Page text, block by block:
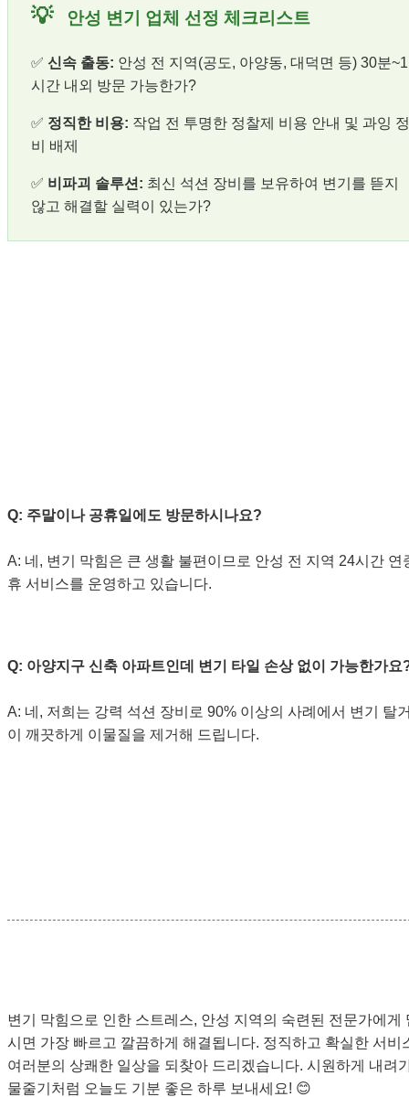
💡 안성 변기 업체 선정 체크리스트
✅ 신속 출동: 안성 전 지역(공도, 아양동, 대덕면 등) 30분~1
시간 내외 방문 가능한가?
✅ 정직한 비용: 작업 전 투명한 정찰제 비용 안내 및 과잉 정
비 배제
✅ 비파괴 솔루션: 최신 석션 장비를 보유하여 변기를 뜯지
않고 해결할 실력이 있는가?
Q: 주말이나 공휴일에도 방문하시나요?
A: 네, 변기 막힘은 큰 생활 불편이므로 안성 전 지역 24시간 연
휴 서비스를 운영하고 있습니다.
Q: 아양지구 신축 아파트인데 변기 타일 손상 없이 가능한가요
A: 네, 저희는 강력 석션 장비로 90% 이상의 사례에서 변기 탈
이 깨끗하게 이물질을 제거해 드립니다.
변기 막힘으로 인한 스트레스, 안성 지역의 숙련된 전문가에게
시면 가장 빠르고 깔끔하게 해결됩니다. 정직하고 확실한 서비
여러분의 상쾌한 일상을 되찾아 드리겠습니다. 시원하게 내려
물줄기처럼 오늘도 기분 좋은 하루 보내세요! 😊